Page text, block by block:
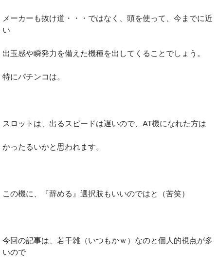
メーカーも抜け道・・・ではなく、頭を使って、今までに近
い
出玉感や瞬発力を備えた機種を出してくることでしょう。
特にパチンコは。
スロットは、出るスピードは遅いので、AT機になれた方は
かったるいかと思われます。
この機に、『辞める』選択肢もいいのではと（苦笑）
今回の記事は、若干雑（いつもかｗ）なのと個人的視点が多
いので